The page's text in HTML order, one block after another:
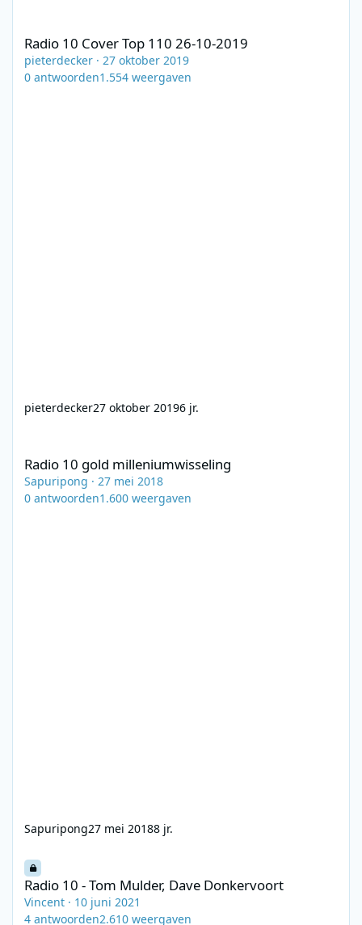
Radio 10 Cover Top 110 26-10-2019
pieterdecker · 27 oktober 2019
0 antwoorden1.554 weergaven
pieterdecker27 oktober 20196 jr.
Radio 10 gold milleniumwisseling
Sapuripong · 27 mei 2018
0 antwoorden1.600 weergaven
Sapuripong27 mei 20188 jr.
Radio 10 - Tom Mulder, Dave Donkervoort
Radio 10 - Tom Mulder, Dave Donkervoort
Vincent · 10 juni 2021
4 antwoorden2.610 weergaven